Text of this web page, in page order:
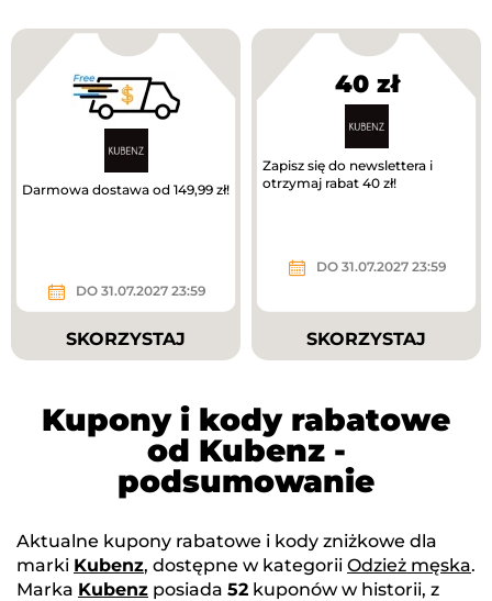
Darmowa dostawa od 149,99 zł!
DO 31.07.2027 23:59
SKORZYSTAJ
40 zł
Zapisz się do newslettera i
otrzymaj rabat 40 zł!
DO 31.07.2027 23:59
SKORZYSTAJ
Kupony i kody rabatowe
od Kubenz -
podsumowanie
Aktualne kupony rabatowe i kody zniżkowe dla
marki Kubenz, dostępne w kategorii Odzież męska.
Marka Kubenz posiada 52 kuponów w historii, z